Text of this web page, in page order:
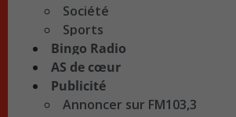
Société
Sports
Bingo Radio
AS de cœur
Publicité
Annoncer sur FM103,3